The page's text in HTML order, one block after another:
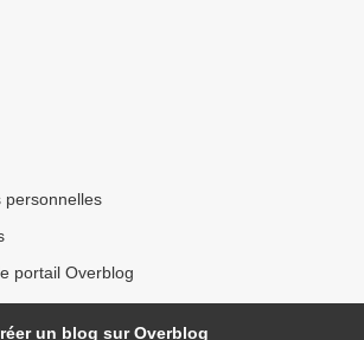
personnelles
portail Overblog
un blog sur Overblog